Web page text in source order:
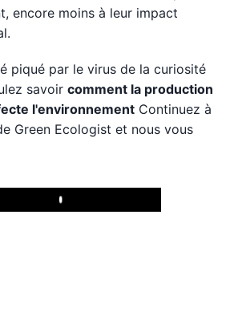
encore moins à leur impact
piqué par le virus de la curiosité
savoir comment la production
l'environnement Continuez à
Green Ecologist et nous vous
Play